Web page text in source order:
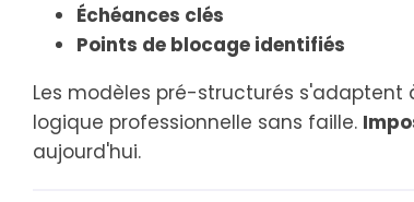
Échéances clés
Points de blocage identifiés
Les modèles pré-structurés
logique professionnelle sans faille.
aujourd'hui.